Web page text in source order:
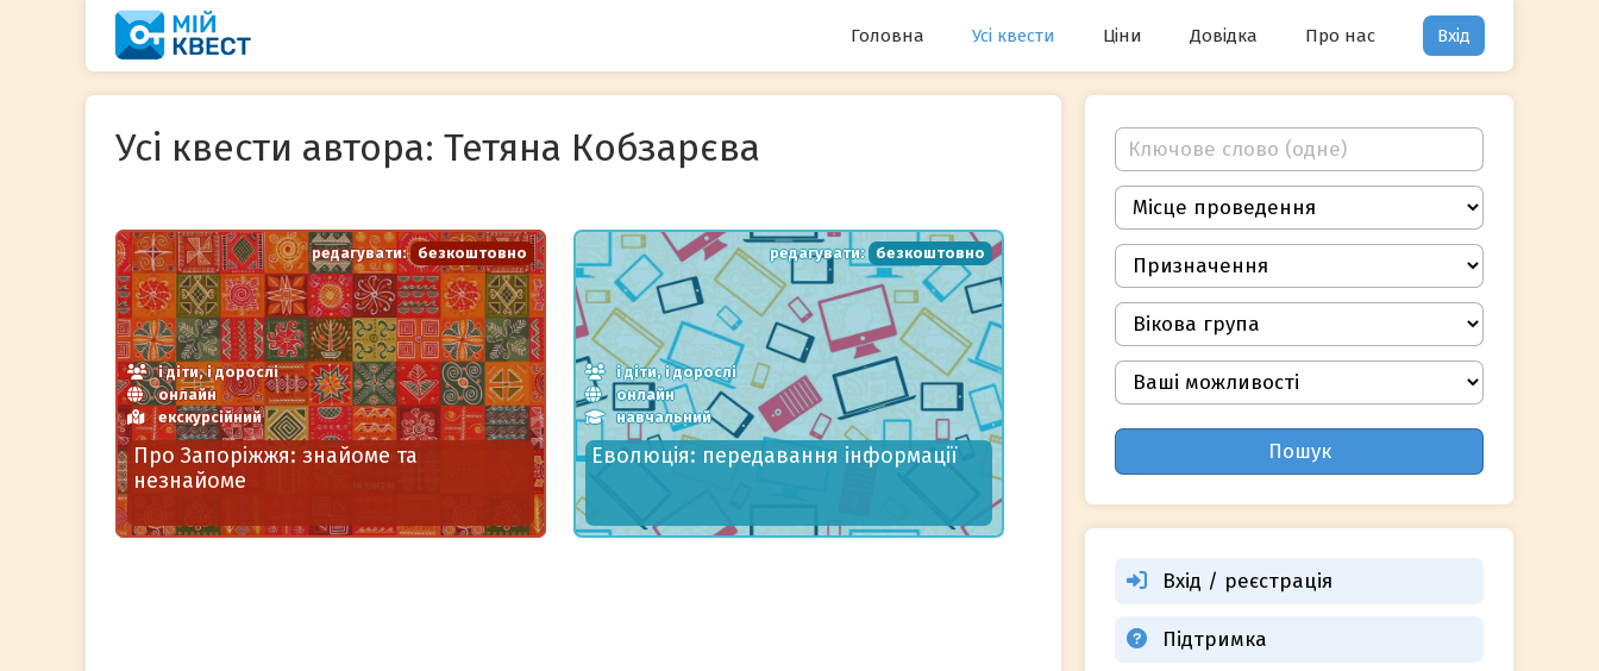
Головна Усі квести Ціни Довідка Про нас Вхід
Усі квести автора: Тетяна Кобзарєва
редагувати: безкоштовно
і діти, і дорослі
онлайн
екскурсійний
Про Запоріжжя: знайоме та
незнайоме
редагувати: безкоштовно
і діти, і дорослі
онлайн
навчальний
Еволюція: передавання інформації Пошук
Вхід / реєстрація
Підтримка